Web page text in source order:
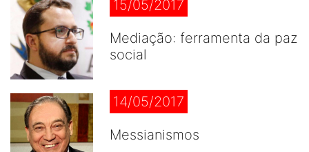
15/05/2017
Mediação: ferramenta da paz
social
14/05/2017
Messianismos